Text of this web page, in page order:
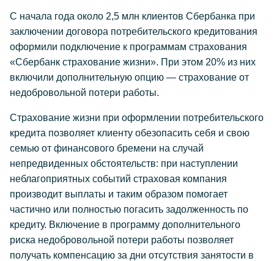
С начала года около 2,5 млн клиентов Сбербанка при
заключении договора потребительского кредитования
оформили подключение к программам страхования
«Сбербанк страхование жизни». При этом 20% из них
включили дополнительную опцию — страхование от
недобровольной потери работы.
Страхование жизни при оформлении потребительского
кредита позволяет клиенту обезопасить себя и свою
семью от финансового бремени на случай
непредвиденных обстоятельств: при наступлении
неблагоприятных событий страховая компания
производит выплаты и таким образом помогает
частично или полностью погасить задолженность по
кредиту. Включение в программу дополнительного
риска недобровольной потери работы позволяет
получать компенсацию за дни отсутствия занятости в